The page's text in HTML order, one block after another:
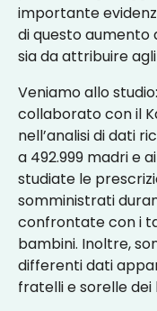
importante
di questo aumento
sia da attribuire
Veniamo allo
collaborato con il
nell’analisi di dati
a 492.999 madri e
studiate le
somministrati
confrontate con i
bambini. Inoltre,
differenti dati
fratelli e sorelle